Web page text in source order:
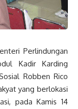
Perlindungan
Kadir Karding
Robben Rico
yang berlokasi
pada Kamis 14